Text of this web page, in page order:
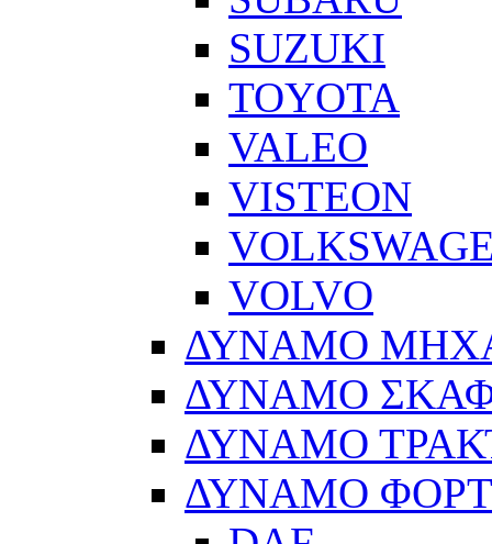
SUZUKI
TOYOTA
VALEO
VISTEON
VOLVO
ΔΥΝΑΜΟ
ΔΥΝΑΜΟ
ΔΥΝΑΜΟ
ΔΥΝΑΜΟ